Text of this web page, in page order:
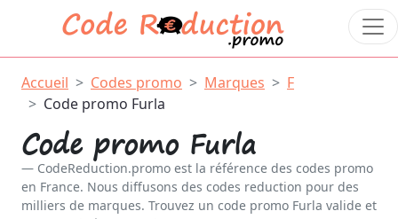
Accueil Codes promo Marques
F
Code promo Furla
Code promo Furla
CodeReduction.promo est la référence des codes promo
en France. Nous diffusons des codes reduction pour des
milliers de marques. Trouvez un code promo Furla valide et